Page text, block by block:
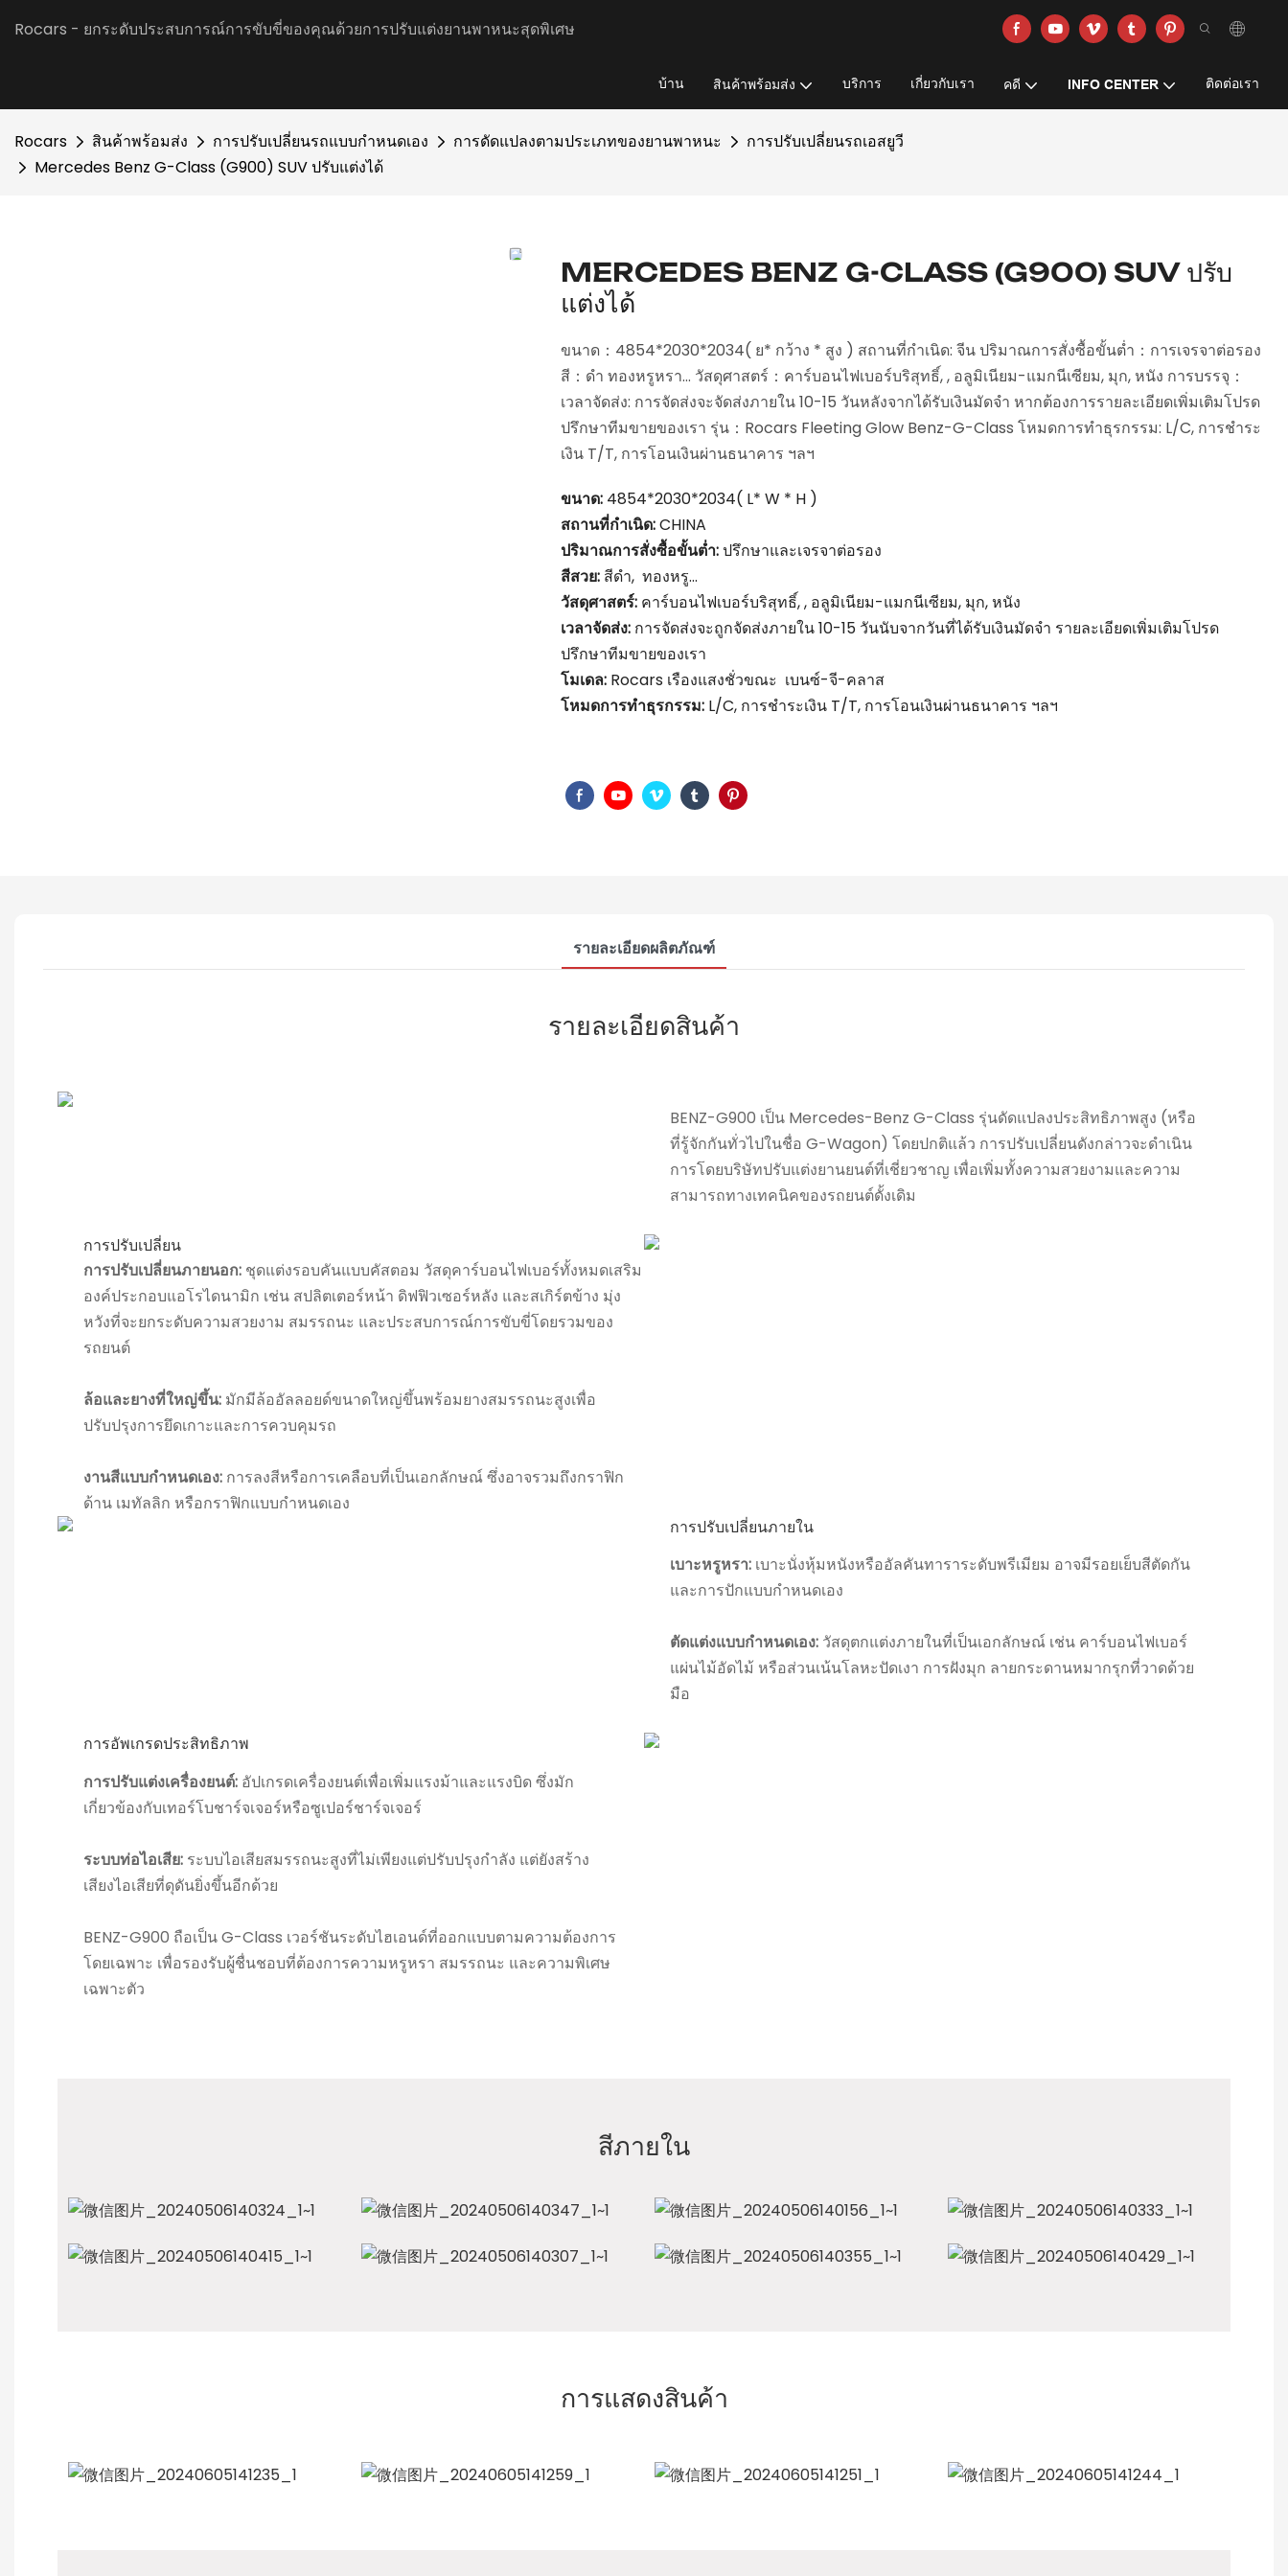
Rocars - ยกระดับประสบการณ์การขับขี่ของคุณด้วยการปรับแต่งยานพาหนะสุดพิเศษ
บ้าน สินค้าพร้อมส่ง บริการ เกี่ยวกับเรา คดี INFO CENTER ติดต่อเรา
Rocars สินค้าพร้อมส่ง การปรับเปลี่ยนรถแบบกำหนดเอง การดัดแปลงตามประเภทของยานพาหนะ
การปรับเปลี่ยนรถเอสยูวี
Mercedes Benz G-Class (G900) SUV ปรับแต่งได้
MERCEDES BENZ G-CLASS (G900) SUV ปรับ
แต่งได้
ขนาด：4854*2030*2034( ย* กว้าง * สูง ) สถานที่กำเนิด: จีน ปริมาณการสั่งซื้อขั้นต่ำ：การเจรจาต่อรอง
สี：ดำ ทองหรูหรา... วัสดุศาสตร์：คาร์บอนไฟเบอร์บริสุทธิ์, , อลูมิเนียม-แมกนีเซียม, มุก, หนัง การบรรจุ：
เวลาจัดส่ง: การจัดส่งจะจัดส่งภายใน 10-15 วันหลังจากได้รับเงินมัดจำ หากต้องการรายละเอียดเพิ่มเติมโปรด
ปรึกษาทีมขายของเรา รุ่น：Rocars Fleeting Glow Benz-G-Class โหมดการทำธุรกรรม: L/C, การชำระ
เงิน T/T, การโอนเงินผ่านธนาคาร ฯลฯ
ขนาด: 4854*2030*2034( L* W * H )
สถานที่กำเนิด:CHINA
ปริมาณการสั่งซื้อขั้นต่ำ:ปรึกษาและเจรจาต่อรอง
สีสวย: สีดำ, ทองหรู...
วัสดุศาสตร์: คาร์บอนไฟเบอร์บริสุทธิ์, , อลูมิเนียม-แมกนีเซียม, มุก, หนัง
เวลาจัดส่ง: การจัดส่งจะถูกจัดส่งภายใน 10-15 วันนับจากวันที่ได้รับเงินมัดจำ รายละเอียดเพิ่มเติมโปรด
ปรึกษาทีมขายของเรา
โมเดล: Rocars เรืองแสงชั่วขณะ เบนซ์-จี-คลาส
โหมดการทำธุรกรรม: L/C, การชำระเงิน T/T, การโอนเงินผ่านธนาคาร ฯลฯ
รายละเอียดผลิตภัณฑ์
รายละเอียดสินค้า
BENZ-G900 เป็น Mercedes-Benz G-Class รุ่นดัดแปลงประสิทธิภาพสูง (หรือ
ที่รู้จักกันทั่วไปในชื่อ G-Wagon) โดยปกติแล้ว การปรับเปลี่ยนดังกล่าวจะดำเนิน
การโดยบริษัทปรับแต่งยานยนต์ที่เชี่ยวชาญ เพื่อเพิ่มทั้งความสวยงามและความ
สามารถทางเทคนิคของรถยนต์ดั้งเดิม
การปรับเปลี่ยน
การปรับเปลี่ยนภายนอก: ชุดแต่งรอบคันแบบคัสตอม วัสดุคาร์บอนไฟเบอร์ทั้งหมดเสริม
องค์ประกอบแอโรไดนามิก เช่น สปลิตเตอร์หน้า ดิฟฟิวเซอร์หลัง และสเกิร์ตข้าง มุ่ง
หวังที่จะยกระดับความสวยงาม สมรรถนะ และประสบการณ์การขับขี่โดยรวมของ
รถยนต์
ล้อและยางที่ใหญ่ขึ้น: มักมีล้ออัลลอยด์ขนาดใหญ่ขึ้นพร้อมยางสมรรถนะสูงเพื่อ
ปรับปรุงการยึดเกาะและการควบคุมรถ
งานสีแบบกำหนดเอง: การลงสีหรือการเคลือบที่เป็นเอกลักษณ์ ซึ่งอาจรวมถึงกราฟิก
ด้าน เมทัลลิก หรือกราฟิกแบบกำหนดเอง
การปรับเปลี่ยนภายใน
เบาะหรูหรา: เบาะนั่งหุ้มหนังหรืออัลคันทาราระดับพรีเมียม อาจมีรอยเย็บสีตัดกัน
และการปักแบบกำหนดเอง
ตัดแต่งแบบกำหนดเอง: วัสดุตกแต่งภายในที่เป็นเอกลักษณ์ เช่น คาร์บอนไฟเบอร์
แผ่นไม้อัดไม้ หรือส่วนเน้นโลหะปัดเงา การฝังมุก ลายกระดานหมากรุกที่วาดด้วย
มือ
การอัพเกรดประสิทธิภาพ
การปรับแต่งเครื่องยนต์: อัปเกรดเครื่องยนต์เพื่อเพิ่มแรงม้าและแรงบิด ซึ่งมัก
เกี่ยวข้องกับเทอร์โบชาร์จเจอร์หรือซูเปอร์ชาร์จเจอร์
ระบบท่อไอเสีย: ระบบไอเสียสมรรถนะสูงที่ไม่เพียงแต่ปรับปรุงกำลัง แต่ยังสร้าง
เสียงไอเสียที่ดุดันยิ่งขึ้นอีกด้วย
BENZ-G900 ถือเป็น G-Class เวอร์ชันระดับไฮเอนด์ที่ออกแบบตามความต้องการ
โดยเฉพาะ เพื่อรองรับผู้ชื่นชอบที่ต้องการความหรูหรา สมรรถนะ และความพิเศษ
เฉพาะตัว
สีภายใน
การแสดงสินค้า